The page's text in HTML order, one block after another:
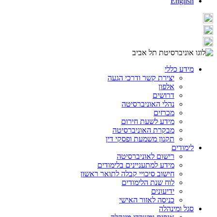
מידע כללי
יצירת קשר ודרכי הגעה
אלפון
דרושים
נהלי האוניברסיטה
מכרזים
מידע לשעת חירום
מבקרת האוניברסיטה
תקנון משמעת ופסקי דין
לימודים
רישום לאוניברסיטה
מידע למתעניינים בלימודים
חישוב סיכויי קבלה לתואר ראשון
לוח שנת הלימודים
ידיעונים
כניסה לאזור האישי
סגל ומינהלה